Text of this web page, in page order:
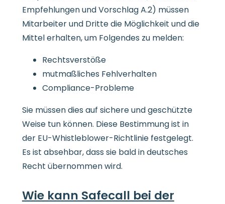
Empfehlungen und Vorschlag A.2) müssen
Mitarbeiter und Dritte die Möglichkeit und die
Mittel erhalten, um Folgendes zu melden:
Rechtsverstöße
mutmaßliches Fehlverhalten
Compliance-Probleme
Sie müssen dies auf sichere und geschützte
Weise tun können. Diese Bestimmung ist in
der EU-Whistleblower-Richtlinie festgelegt.
Es ist absehbar, dass sie bald in deutsches
Recht übernommen wird.
Wie kann Safecall bei der